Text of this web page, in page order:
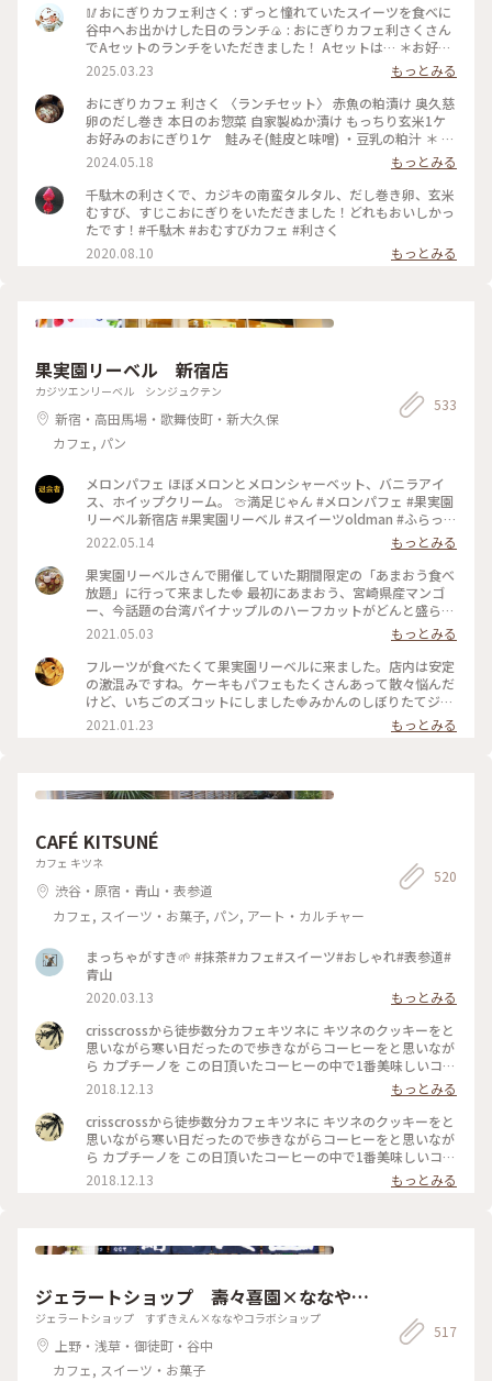
🥢おにぎりカフェ利さく : ずっと憧れていたスイーツを食べに
谷中へお出かけした日のランチ🍙 : おにぎりカフェ利さくさん
でAセットのランチをいただきました！ Aセットは… ＊お好み
のおにぎり2個 ＊お好みのスープ を選べて¥900でした✨ おに
ぎりは30種類ほどあり、注文が入ってから作ってくれるシステ
ムです🍙 とにかく種類が多いので、気になるおにぎりがたく
さん🤤 迷いに迷って、『炙りみそにぎり』と『クリームチーズ
たらこ』を選びました！ おにぎり屋さんのおにぎり…✨ お米
や海苔、塩などの素材、炊き方にもこだわっていてとっても美
味しかったです♡ スープは季節限定の『豆乳の粕汁』を選び
ました！ まろやかで優しい味で美味しかった😌 : スイーツをい
ただく予定があったのでお昼は控えめに。 それでも、意外と
お腹いっぱいになりました🎵 : お店は千駄木駅の近くで行きや
すいです🌟 平日のお休みの日に行きましたが、意外と混んで
いて20分くらい待って座れました。 外国人の方が多かった
#milkのミルキーな毎日
2025.03.23
もっとみる
おにぎりカフェ 利さく 〈ランチセット〉 赤魚の粕漬け 奥久慈
卵のだし巻き 本日のお惣菜 自家製ぬか漬け もっちり玄米1ケ
お好みのおにぎり1ケ 鮭みそ(鮭皮と味噌) ・豆乳の粕汁 ＊ お
久しぶりのおにぎりランチ☆ 千駄木駅近くの「おにぎりカフ
ェ 利さく」へ…☆ おにぎりと小鉢いろいろの お得なランチセ
ット☆ お好みのおにぎり1ケには 悩んだ末に鮭みそ(鮭皮と味
噌)を☆ 赤魚の粕漬けやだし巻き 小松菜のお浸し ぬか漬け ど
れもおいしくホッとする味わい☆ 鮭みそのおにぎりも もちろ
んおいしかったですが もっちり玄米がまた たまらなく味わい
深いおいしさ☆☆☆ やっぱり おにぎり屋さんのおにぎりはお
2024.05.18
もっとみる
千駄木の利さくで、カジキの南蛮タルタル、だし巻き卵、玄米
むすび、すじこおにぎりをいただきました！どれもおいしかっ
たです！#千駄木 #おむすびカフェ #利さく
2020.08.10
もっとみる
果実園リーベル 新宿店
カジツエンリーベル シンジュクテン
新宿・高田馬場・歌舞伎町・新大久保
カフェ, パン
533
メロンパフェ ほぼメロンとメロンシャーベット、バニラアイ
ス、ホイップクリーム。 🍈満足じゃん #メロンパフェ #果実園
リーベル新宿店 #果実園リーベル #スイーツoldman #ふらっと
クリス
2022.05.14
もっとみる
果実園リーベルさんで開催していた期間限定の「あまおう食べ
放題」に行って来ました🍓 最初にあまおう、宮崎県産マンゴ
ー、今話題の台湾パイナップルのハーフカットがどんと盛られ
たプレートが出てきて私も友達もびっくり。あまおうはもちろ
んのこと、マンゴーとパイナップルも甘々に完熟していて美味
しかった〜！ あまおうプレート、パスタ、アイス、あまおう
とマンゴーのフルーツサンドは食べ放題です。フルーツサンド
の虜になってしまい、後半はひたすらフルーツサンドばかり食
べてました笑。お値段はそこそこしますが内容を考えるとかな
り満足度は高いです！ #果実園#果実園リーベル#あまおう#マ
2021.05.03
もっとみる
フルーツが食べたくて果実園リーベルに来ました。店内は安定
の激混みですね。ケーキもパフェもたくさんあって散々悩んだ
けど、いちごのズコットにしました🍓みかんのしぼりたてジュ
ースもおいしかった🍊 #果実園リーベル #いちご #ケーキ #新
宿
2021.01.23 もっとみる
CAFÉ KITSUNÉ
カフェ キツネ
渋谷・原宿・青山・表参道
カフェ, スイーツ・お菓子, パン, アート・カルチャー
520
まっちゃがすき🌱 #抹茶#カフェ#スイーツ#おしゃれ#表参道#
青山
2020.03.13
もっとみる
crisscrossから徒歩数分カフェキツネに キツネのクッキーをと
思いながら寒い日だったので歩きながらコーヒーをと思いなが
ら カプチーノを この日頂いたコーヒーの中で1番美味しいコー
ヒーでした 店内も清潔感 綺麗な空間 #わたしの街#カフェ巡り
2018.12.13
もっとみる
crisscrossから徒歩数分カフェキツネに キツネのクッキーをと
思いながら寒い日だったので歩きながらコーヒーをと思いなが
ら カプチーノを この日頂いたコーヒーの中で1番美味しいコー
ヒーでした 店内も清潔感 綺麗な空間 #わたしの街#カフェ巡り
2018.12.13 もっとみる
ジェラートショップ 壽々喜園×ななやコ
ラボショップ
ジェラートショップ すずきえん×ななやコラボショップ
上野・浅草・御徒町・谷中
カフェ, スイーツ・お菓子
517